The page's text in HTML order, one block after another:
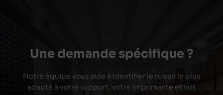
Une demande spécifique ?
Notre équipe vous aide à identifier le ruban le plus
adapté à votre support, votre imprimante et vos